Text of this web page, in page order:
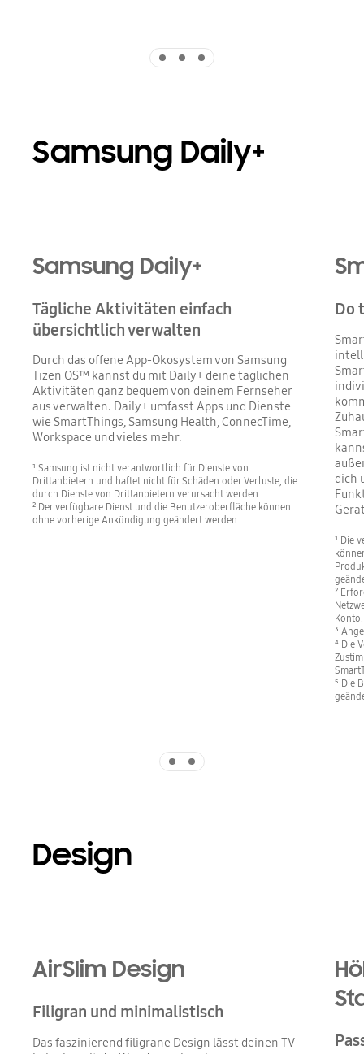
Samsung Daily+
Samsung Daily+
Tägliche Aktivitäten einfach
übersichtlich verwalten
Durch das offene App-Ökosystem von Samsung
Tizen OS™ kannst du mit Daily+ deine täglichen
Aktivitäten ganz bequem von deinem Fernseher
aus verwalten. Daily+ umfasst Apps und Dienste
wie SmartThings, Samsung Health, ConnecTime,
Workspace und vieles mehr.
¹ Samsung ist nicht verantwortlich für Dienste von
Drittanbietern und haftet nicht für Schäden oder Verluste, die
durch Dienste von Drittanbietern verursacht werden.
² Der verfügbare Dienst und die Benutzeroberfläche können
ohne vorherige Ankündigung geändert werden.
Do
dich
¹ Die
²
Konto.
³
⁴ Die
⁵ Die
Design
AirSlim Design
Filigran und minimalistisch
Das faszinierend filigrane Design lässt deinen TV